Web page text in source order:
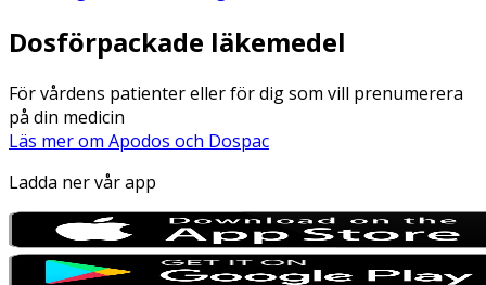
Dosförpackade läkemedel
För vårdens patienter eller för dig som vill prenumerera
på din medicin
Läs mer om Apodos och Dospac
Ladda ner vår app